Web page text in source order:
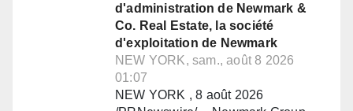
d'administration de Newmark &
Co. Real Estate, la société
d'exploitation de Newmark
NEW YORK, sam., août 8 2026
01:07
NEW YORK , 8 août 2026